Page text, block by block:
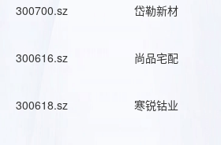
300700.sz 岱勒新材
300616.sz 尚品宅配
300618.sz 寒锐钴业